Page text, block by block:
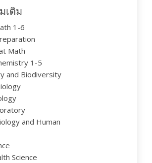
เติม
1-6
Math
1-5
and Biodiversity
and Human
Science